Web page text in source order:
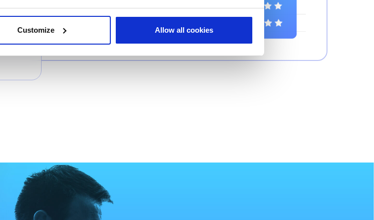
Customize Allow all cookies